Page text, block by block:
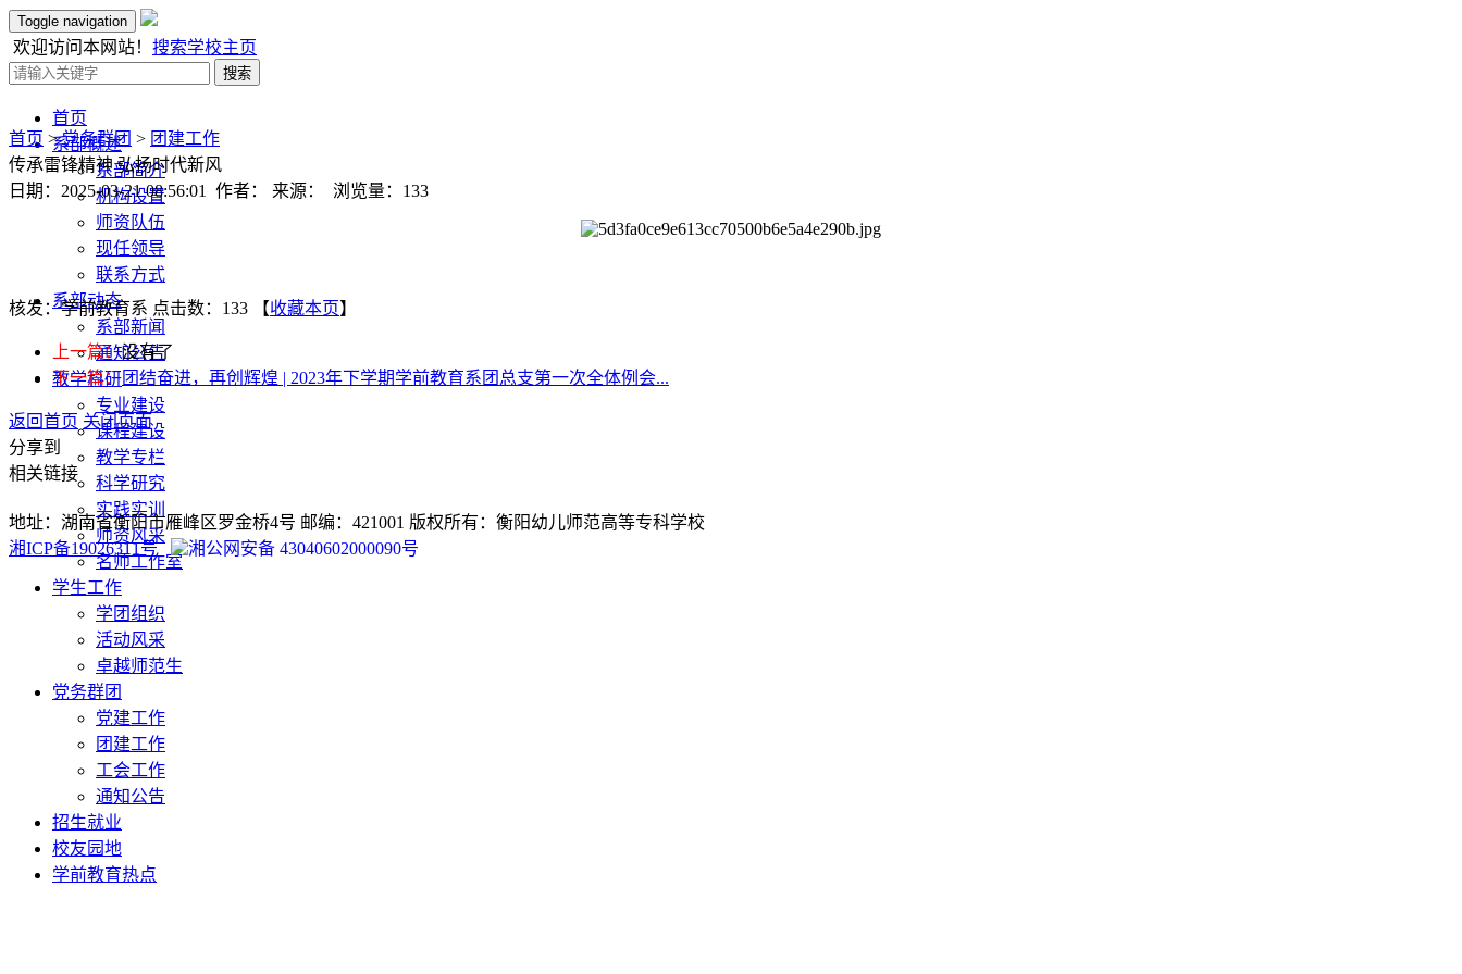
Toggle navigation
欢迎访问本网站！ 搜索学校主页
搜索
首页
系部概述
系部简介
机构设置
师资队伍
现任领导
联系方式
系部动态
系部新闻
通知公告
教学科研
专业建设
课程建设
教学专栏
科学研究
实践实训
师资风采
名师工作室
学生工作
学团组织
活动风采
卓越师范生
党务群团
党建工作
团建工作
工会工作
通知公告
招生就业
校友园地
学前教育热点
首页 >党务群团 > 团建工作
传承雷锋精神 弘扬时代新风
日期：2025-03-21 08:56:01 作者： 来源： 浏览量： 133
核发：学前教育系 点击数：133 【收藏本页】
上一篇：没有了
下一篇：团结奋进，再创辉煌 | 2023年下学期学前教育系团总支第一次全体例会...
返回首页 关闭页面
分享到
相关链接
地址：湖南省衡阳市雁峰区罗金桥4号 邮编：421001 版权所有：衡阳幼儿师范高等专科学校
湘ICP备19026311号
湘公网安备 43040602000090号